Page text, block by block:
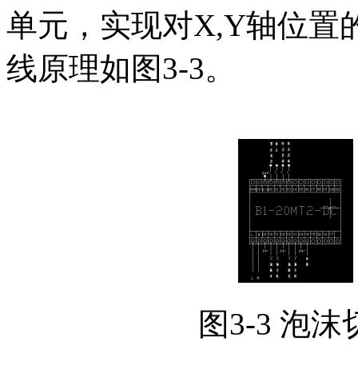
单元，实现对X,Y轴位置
线原理如图3-3。
图3-3 泡沫切割